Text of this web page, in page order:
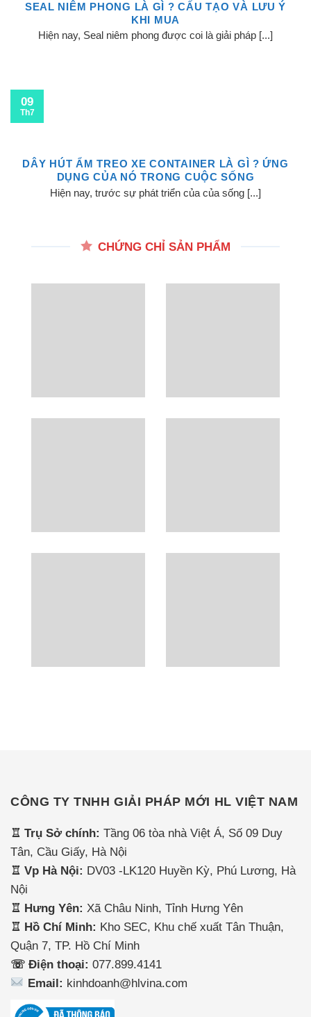
SEAL NIÊM PHONG LÀ GÌ ? CẤU TẠO VÀ LƯU Ý
KHI MUA
Hiện nay, Seal niêm phong được coi là giải pháp [...]
DÂY HÚT ẨM TREO XE CONTAINER LÀ GÌ ? ỨNG
DỤNG CỦA NÓ TRONG CUỘC SỐNG
Hiện nay, trước sự phát triển của của sống [...]
09
Th7
CHỨNG CHỈ SẢN PHẨM
CÔNG TY TNHH GIẢI PHÁP MỚI HL VIỆT NAM
♖ Trụ Sở chính: Tầng 06 tòa nhà Việt Á, Số 09 Duy
Tân, Cầu Giấy, Hà Nội
♖ Vp Hà Nội: DV03 -LK120 Huyền Kỳ, Phú Lương, Hà
Nội
♖ Hưng Yên: Xã Châu Ninh, Tỉnh Hưng Yên
♖ Hồ Chí Minh: Kho SEC, Khu chế xuất Tân Thuận,
Quận 7, TP. Hồ Chí Minh
☏ Điện thoại: 077.899.4141
Email: kinhdoanh@hlvina.com